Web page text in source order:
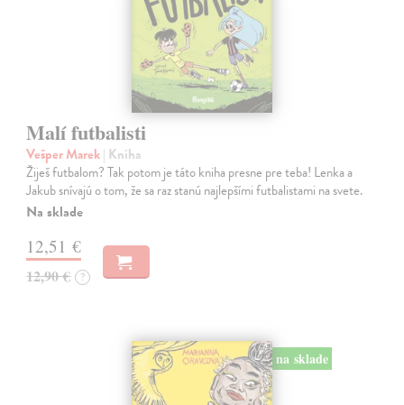
Malí futbalisti
Vešper Marek| Kniha
Žiješ futbalom? Tak potom je táto kniha presne pre teba! Lenka a
Jakub snívajú o tom, že sa raz stanú najlepšími futbalistami na svete.
Na sklade
12,51 €
12,90 € ?
na sklade